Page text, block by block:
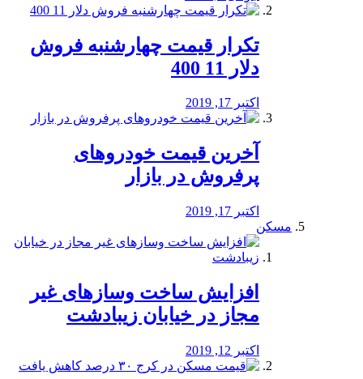
تکرار قیمت چهارشنبه فروش
دلار 11 400
اکتبر 17, 2019
آخرین قیمت خودرو‌های
پرفروش در بازار
اکتبر 17, 2019
مسکن
افزایش ساخت وسازهای غیر
مجاز در خیابان زیبادشت
اکتبر 12, 2019